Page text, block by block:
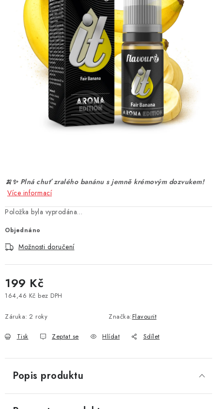
NIKOTINOVÉ SÁČKY
DÁRKOVÉ VOUCHERY
ATOMIZÉRY A CARTRIDGE
BATERIE A NABÍJEČKY
NIKOTINOVÝ FILM
PŘÍSLUŠENSTVÍ
Kontakty
🍌✨ Plná chuť zralého banánu s jemně krémovým dozvukem!
Více informací
Položka byla vyprodána…
Objednáno
Možnosti doručení
199 Kč
164,46 Kč bez DPH
Záruka: 2 roky Značka:Flavourit
Tisk Zeptat se Hlídat Sdílet
Popis produktu